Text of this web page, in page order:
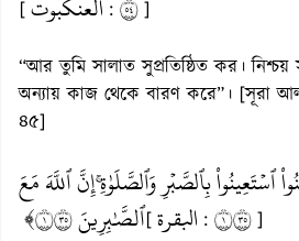
[ : ]
“আর তুমি সালাত সুপ্রতিষ্ঠিত কর।
অন্যায় কাজ থেকে বারণ করে”। [সূরা
৪৫]
ٱسۡتَعِينُواْ بِٱلصَّبۡرِ وَٱلصَّلَوٰةِۚ إِنَّ ٱللَّهَ مَعَ
ٱلصَّٰبِرِينَ ١٥٣﴾[ البقرة : ]